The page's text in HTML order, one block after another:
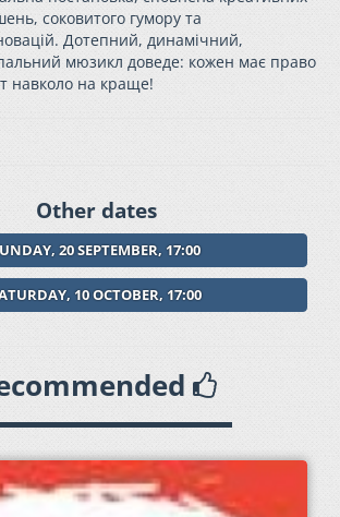
соковитого гумору та
Дотепний, динамічний,
мюзикл доведе: кожен має право
навколо на краще!
Other dates
20 SEPTEMBER, 17:00
10 OCTOBER, 17:00